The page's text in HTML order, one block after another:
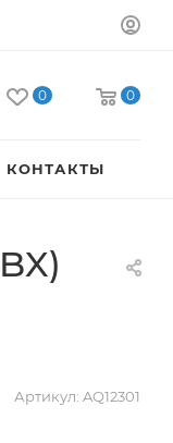
0 0
КОНТАКТЫ
Артикул: AQ12301